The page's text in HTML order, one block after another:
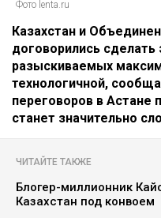
Фото lenta.ru
Казахстан и
договорились
разыскиваемых
технологичной,
переговоров в Астане
станет значительно
ЧИТАЙТЕ ТАКЖЕ
Блогер-миллионник
Казахстан под конвоем